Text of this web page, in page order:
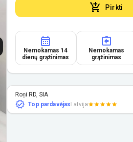
Pirkti
Nemokamas 14
dienų grąžinimas
Nemokamas
grąžinimas
Roņi RD, SIA
Top pardavėjas Latvija